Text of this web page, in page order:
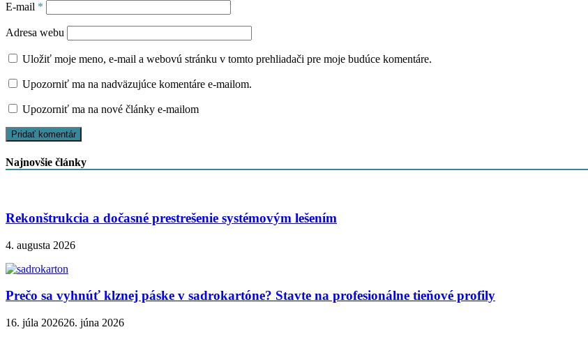
E-mail *
Adresa webu
Uložiť moje meno, e-mail a webovú stránku v tomto prehliadači pre moje budúce komentáre.
Upozorniť ma na nadväzujúce komentáre e-mailom.
Upozorniť ma na nové články e-mailom
Najnovšie články
Rekonštrukcia a dočasné prestrešenie systémovým lešením
4. augusta 2026
Prečo sa vyhnúť klznej páske v sadrokartóne? Stavte na profesionálne tieňové profily
16. júla 202626. júna 2026